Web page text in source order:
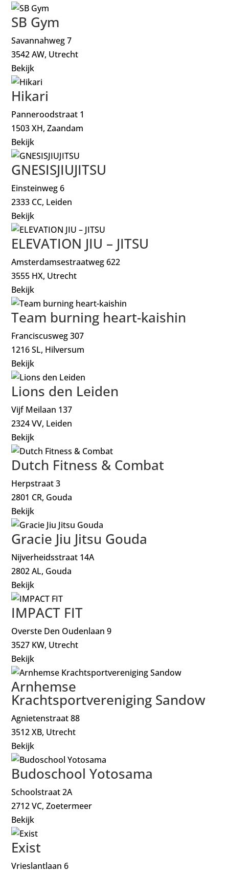
SB Gym
Savannahweg 7
3542 AW, Utrecht
Bekijk
Hikari
Panneroodstraat 1
1503 XH, Zaandam
Bekijk
GNESISJIUJITSU
Einsteinweg 6
2333 CC, Leiden
Bekijk
ELEVATION JIU – JITSU
Amsterdamsestraatweg 622
3555 HX, Utrecht
Bekijk
Team burning heart-kaishin
Franciscusweg 307
1216 SL, Hilversum
Bekijk
Lions den Leiden
Vijf Meilaan 137
2324 VV, Leiden
Bekijk
Dutch Fitness & Combat
Herpstraat 3
2801 CR, Gouda
Bekijk
Gracie Jiu Jitsu Gouda
Nijverheidsstraat 14A
2802 AL, Gouda
Bekijk
IMPACT FIT
Overste Den Oudenlaan 9
3527 KW, Utrecht
Bekijk
Arnhemse
Krachtsportvereniging Sandow
Agnietenstraat 88
3512 XB, Utrecht
Bekijk
Budoschool Yotosama
Schoolstraat 2A
2712 VC, Zoetermeer
Bekijk
Exist
Vrieslantlaan 6